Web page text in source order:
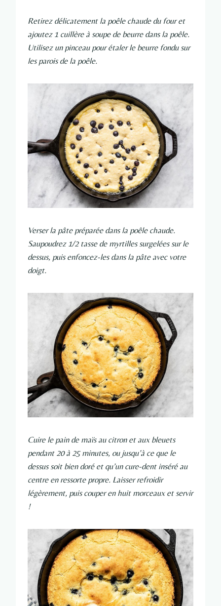
Retirez délicatement la poêle chaude du four et
ajoutez 1 cuillère à soupe de beurre dans la poêle.
Utilisez un pinceau pour étaler le beurre fondu sur
les parois de la poêle.
Verser la pâte préparée dans la poêle chaude.
Saupoudrez 1/2 tasse de myrtilles surgelées sur le
dessus, puis enfoncez-les dans la pâte avec votre
doigt.
Cuire le pain de maïs au citron et aux bleuets
pendant 20 à 25 minutes, ou jusqu’à ce que le
dessus soit bien doré et qu’un cure-dent inséré au
centre en ressorte propre. Laisser refroidir
légèrement, puis couper en huit morceaux et servir
!